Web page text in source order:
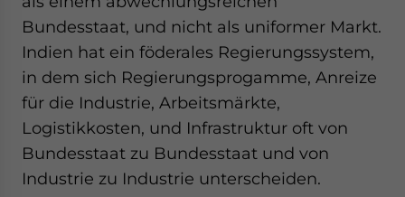
Bundesstaat, und nicht als uniformer Markt.
Indien hat ein föderales Regierungssystem,
in dem sich Regierungsprogamme, Anreize
für die Industrie, Arbeitsmärkte,
Logistikkosten, und Infrastruktur oft von
Bundesstaat zu Bundesstaat und von
Industrie zu Industrie unterscheiden.